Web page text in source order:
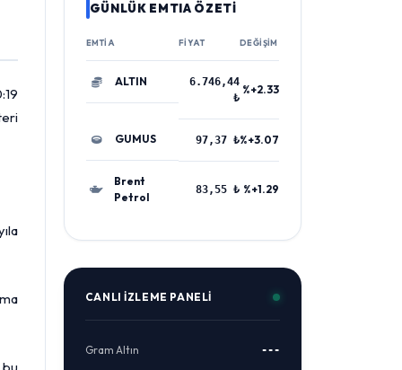
GÜNLÜK EMTIA ÖZETİ
EMTIA FIYAT DEĞIŞIM
ALTIN
6.746,44
₺
%+2.33
GUMUS 97,37 ₺%+3.07
Brent
Petrol
83,55 ₺ %+1.29
CANLI İZLEME PANELI
Gram Altın ---